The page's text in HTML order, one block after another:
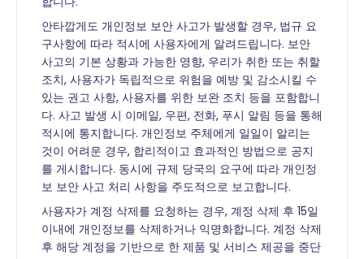
안타깝게도 개인정보 보안 사고가 발생할 경우, 법규 요
구사항에 따라 적시에 사용자에게 알려드립니다. 보안
사고의 기본 상황과 가능한 영향, 우리가 취한 또는 취할
조치, 사용자가 독립적으로 위험을 예방 및 감소시킬 수
있는 권고 사항, 사용자를 위한 보완 조치 등을 포함합니
다. 사고 발생 시 이메일, 우편, 전화, 푸시 알림 등을 통해
적시에 통지합니다. 개인정보 주체에게 일일이 알리는
것이 어려운 경우, 합리적이고 효과적인 방법으로 공지
를 게시합니다. 동시에 규제 당국의 요구에 따라 개인정
보 보안 사고 처리 사항을 주도적으로 보고합니다.
사용자가 계정 삭제를 요청하는 경우, 계정 삭제 후 15일
이내에 개인정보를 삭제하거나 익명화합니다. 계정 삭제
후 해당 계정을 기반으로 한 제품 및 서비스 제공을 중단